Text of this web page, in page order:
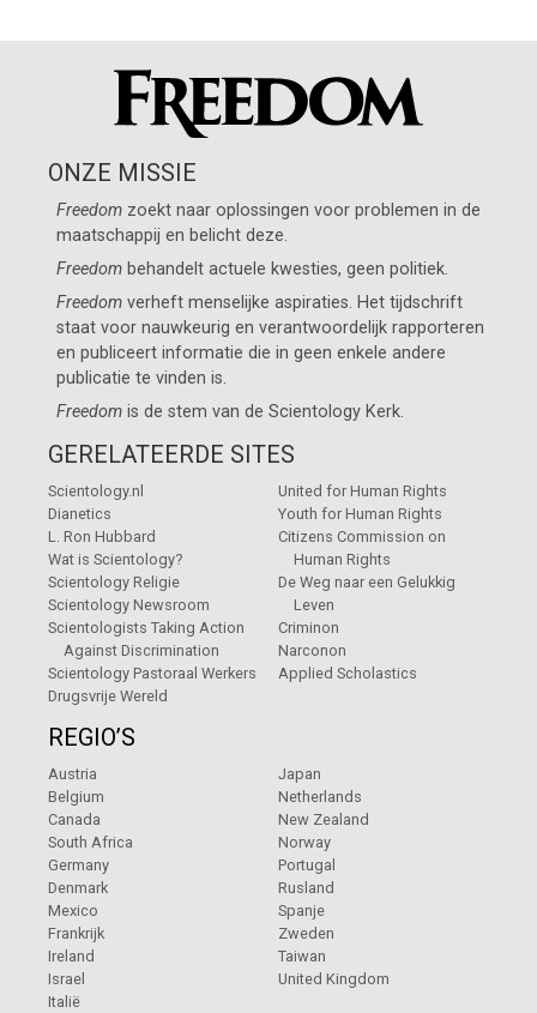
ONZE MISSIE
Freedom zoekt naar oplossingen voor problemen in de
maatschappij en belicht deze.
Freedom behandelt actuele kwesties, geen politiek.
Freedom verheft menselijke aspiraties. Het tijdschrift
staat voor nauwkeurig en verantwoordelijk rapporteren
en publiceert informatie die in geen enkele andere
publicatie te vinden is.
Freedom is de stem van deScientology Kerk.
GERELATEERDE SITES
Scientology.nl
Dianetics
L. Ron Hubbard
Wat is Scientology?
Scientology Religie
Scientology Newsroom
Scientologists Taking Action
Against Discrimination
Scientology Pastoraal Werkers
Drugsvrije Wereld
United for Human Rights
Youth for Human Rights
Citizens Commission on
Human Rights
De Weg naar een Gelukkig
Leven
Criminon
Narconon
Applied Scholastics
REGIO’S
Austria
Belgium
Canada
South Africa
Germany
Denmark
Mexico
Frankrijk
Ireland
Israel
Italië
Japan
Netherlands
New Zealand
Norway
Portugal
Rusland
Spanje
Zweden
Taiwan
United Kingdom